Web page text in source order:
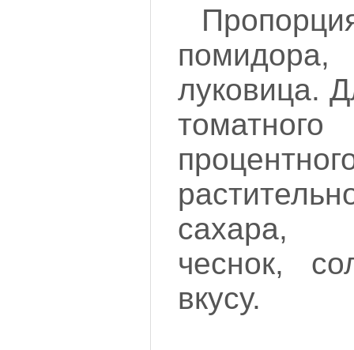
луковица.
сахара,
чеснок,
вкусу.